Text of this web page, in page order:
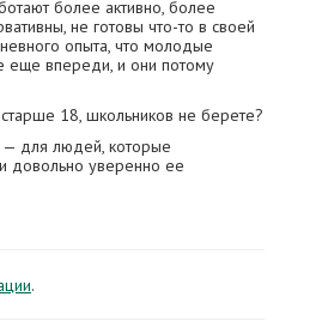
более активно, более
не готовы что-то в своей
опыта, что молодые
еще впереди, и они потому
18, школьников не берете?
для людей, которые
довольно уверенно ее
.